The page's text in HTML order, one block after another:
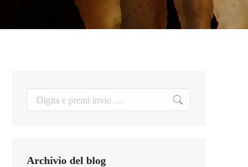
Search:
Archivio del blog